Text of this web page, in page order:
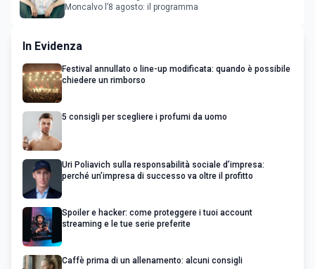
Moncalvo l’8 agosto: il programma
In Evidenza
Festival annullato o line-up modificata: quando è possibile
chiedere un rimborso
5 consigli per scegliere i profumi da uomo
Uri Poliavich sulla responsabilità sociale d’impresa:
perché un’impresa di successo va oltre il profitto
Spoiler e hacker: come proteggere i tuoi account
streaming e le tue serie preferite
Caffè prima di un allenamento: alcuni consigli